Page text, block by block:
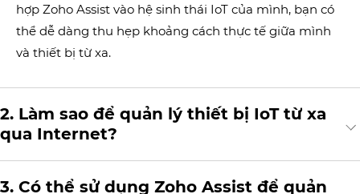
hợp Zoho Assist vào hệ sinh thái IoT của mình, bạn có
thể dễ dàng thu hẹp khoảng cách thực tế giữa mình
và thiết bị từ xa.
Làm sao để quản lý thiết bị IoT từ xa
qua Internet?
Có thể sử dụng Zoho Assist để quản